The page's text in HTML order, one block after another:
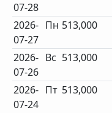
07-28
2026-
07-27
Пн 513,000
2026-
07-26
Вс 513,000
2026-
07-24
Пт 513,000